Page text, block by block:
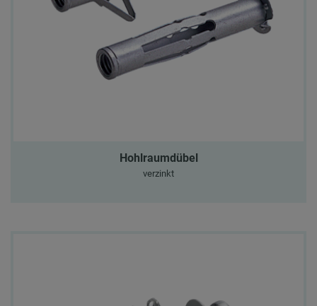
Hohlraumdübel
verzinkt